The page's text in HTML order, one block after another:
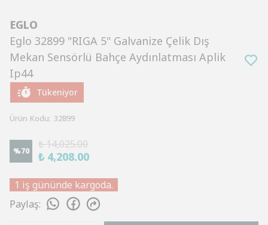
EGLO
Eglo 32899 "RIGA 5" Galvanize Çelik Dış
Mekan Sensörlü Bahçe Aydınlatması Aplik
Ip44
Tükeniyor
Ürün Kodu: 32899
%70
₺ 14,025.00
₺ 4,208.00
1 iş gününde kargoda.
Paylaş: